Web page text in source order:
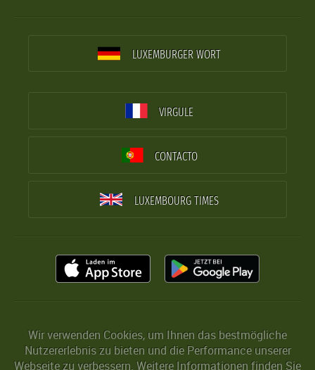
LUXEMBURGER WORT
VIRGULE
CONTACTO
LUXEMBOURG TIMES
Wir verwenden Cookies, um Ihnen das bestmögliche
Nutzererlebnis zu bieten und die Performance unserer
Webseite zu verbessern. Weitere Informationen finden Sie